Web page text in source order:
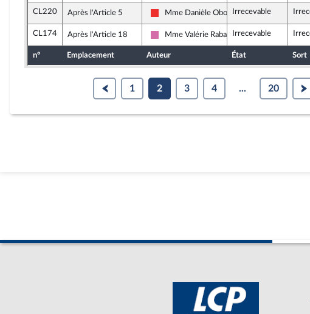
CL220 Après l'Article 5
La France insoumise
Mme Danièle ObonoIrrecevable
CL174 Après l'Article 18
Socialistes et apparentés
Mme Valérie RabaultIrrecevable
n° Emplacement Auteur État Sort
1 2 3 4 ... 20